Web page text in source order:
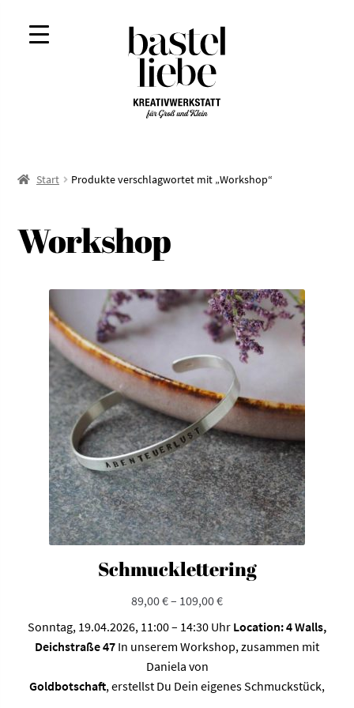
Zur
Navigation
springen
Zum
Inhalt
springen
Start Produkte verschlagwortet mit „Workshop“
Workshop
Schmucklettering
89,00€– 109,00€
Sonntag, 19.04.2026, 11:00 – 14:30 Uhr Location: 4 Walls,
Deichstraße 47 In unserem Workshop, zusammen mit
Daniela von
Goldbotschaft, erstellst Du Dein eigenes Schmuckstück,